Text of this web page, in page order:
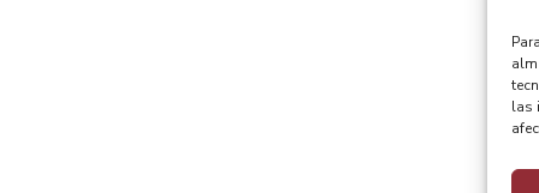
las